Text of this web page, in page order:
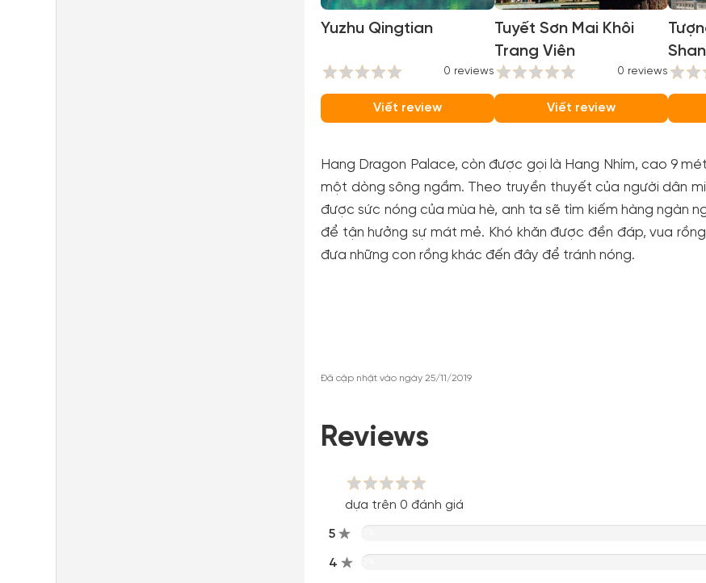
Yuzhu Qingtian
0 reviews
Viết review
Tuyết Sơn Mai Khôi
Trang Viên
0 reviews
Viết review
Hang Dragon Palace, còn được gọi là Hang Nhím, cao 9
một dòng sông ngầm. Theo truyền thuyết của người dân
được sức nóng của mùa hè, anh ta sẽ tìm kiếm hàng ngàn
để tận hưởng sự mát mẻ. Khó khăn được đền đáp, vua
đưa những con rồng khác đến đây để tránh nóng.
Đã cập nhật vào ngày 25/11/2019
Reviews
dựa trên 0 đánh giá
5
4